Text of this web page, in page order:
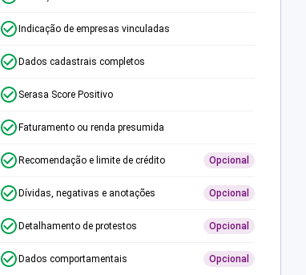
Indicação de empresas vinculadas
Dados cadastrais completos
Serasa Score Positivo
Faturamento ou renda presumida
Recomendação e limite de crédito Opcional
Dívidas, negativas e anotações Opcional
Detalhamento de protestos Opcional
Dados comportamentais Opcional